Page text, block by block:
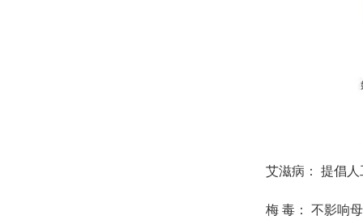
艾滋病： 提倡
梅 毒： 不影响